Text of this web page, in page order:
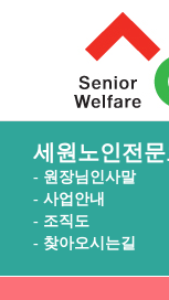
세원노인전문
- 원장님인사말
- 사업안내
- 조직도
- 찾아오시는길